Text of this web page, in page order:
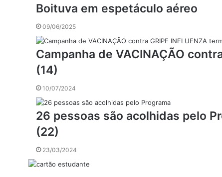
Boituva em espetáculo aéreo
09/06/2025
Campanha de VACINAÇÃO
(14)
10/07/2024
26 pessoas são acolhidas pelo
(22)
23/03/2024